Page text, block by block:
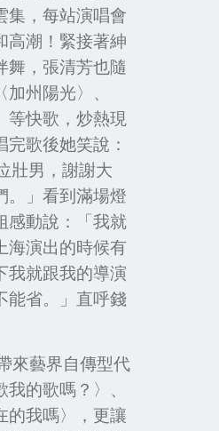
集，每站演唱會
高潮！緊接著紳
舞，張清芳也隨
州陽光〉、
等快歌，炒熱現
完歌後她笑說：
壯男，謝謝大
。」看到滿場燈
感動說：「我就
海演出的時候有
我就跟我的導演
能省。」直呼錢
來藝界自傳型代
的歌嗎？〉、
的我嗎〉，更讓